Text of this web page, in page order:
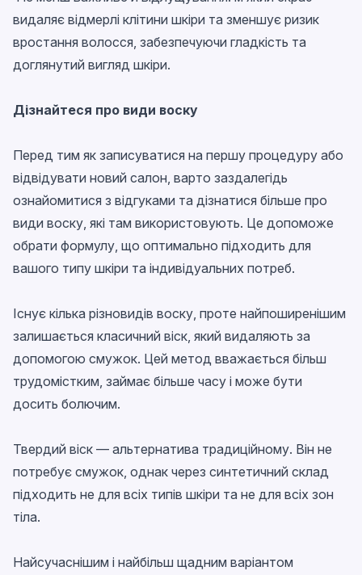
видаляє відмерлі клітини шкіри та зменшує ризик
вростання волосся, забезпечуючи гладкість та
доглянутий вигляд шкіри.
Дізнайтеся про види воску
Перед тим як записуватися на першу процедуру або
відвідувати новий салон, варто заздалегідь
ознайомитися з відгуками та дізнатися більше про
види воску, які там використовують. Це допоможе
обрати формулу, що оптимально підходить для
вашого типу шкіри та індивідуальних потреб.
Існує кілька різновидів воску, проте найпоширенішим
залишається класичний віск, який видаляють за
допомогою смужок. Цей метод вважається більш
трудомістким, займає більше часу і може бути
досить болючим.
Твердий віск — альтернатива традиційному. Він не
потребує смужок, однак через синтетичний склад
підходить не для всіх типів шкіри та не для всіх зон
тіла.
Найсучаснішим і найбільш щадним варіантом